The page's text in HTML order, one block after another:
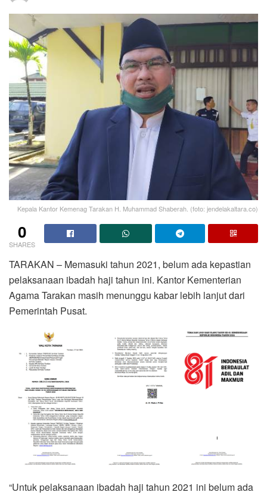
Kepala Kantor Kemenag Tarakan H. Muhammad Shaberah. (foto: jendelakaltara.co)
0
SHARES
TARAKAN – Memasuki tahun 2021, belum ada kepastian
pelaksanaan ibadah haji tahun ini. Kantor Kementerian
Agama Tarakan masih menunggu kabar lebih lanjut dari
Pemerintah Pusat.
“Untuk pelaksanaan ibadah haji tahun 2021 ini belum ada